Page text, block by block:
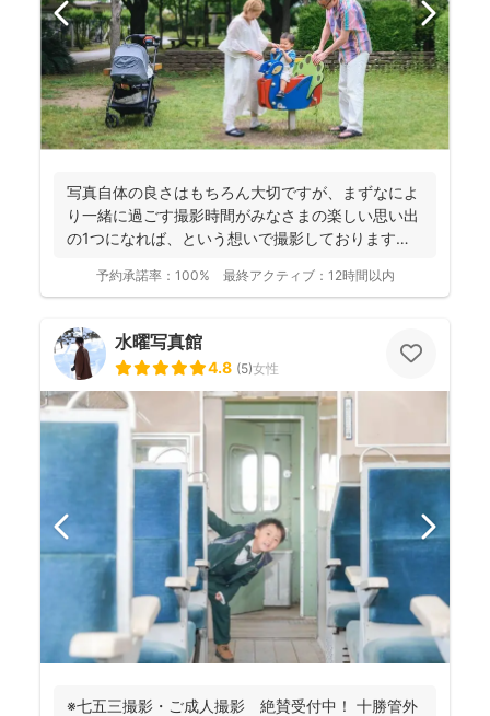
写真自体の良さはもちろん大切ですが、まずなによ
り一緒に過ごす撮影時間がみなさまの楽しい思い出
の1つになれば、という想いで撮影しております！
予約承諾率： 100% 最終アクティブ： 12時間以内
水曜写真館
4.8 (5)女性
※七五三撮影・ご成人撮影 絶賛受付中！ 十勝管外